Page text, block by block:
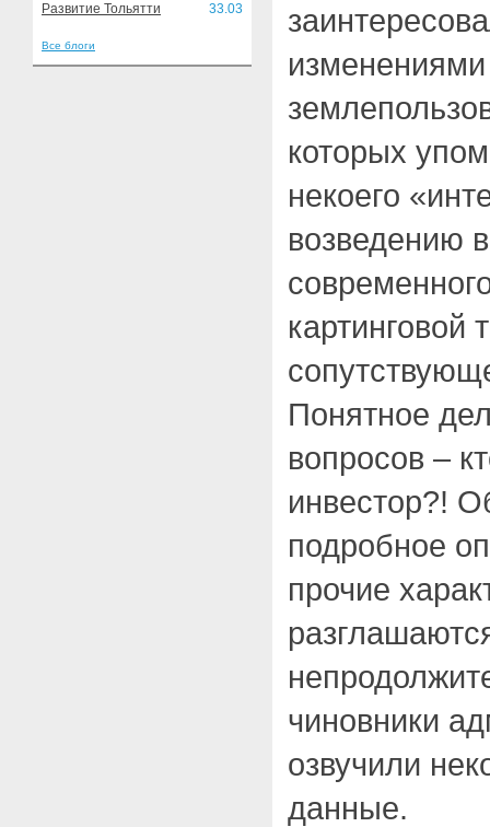
Развитие Тольятти 33.03
Все блоги
которых
некоего
возведению
картинговой
Понятное
вопросов –
инвестор?!
подробное
прочие
чиновники
озвучили
данные.